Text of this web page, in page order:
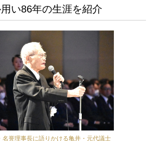
い86年の生涯を紹介
名誉理事長に語りかける亀井・元代議士